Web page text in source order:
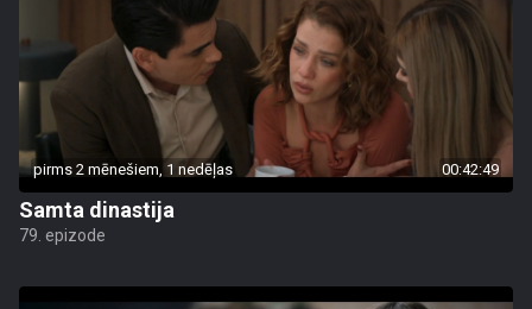
pirms 2 mēnešiem, 1 nedēļas 00:42:49
Samta dinastija
79. epizode